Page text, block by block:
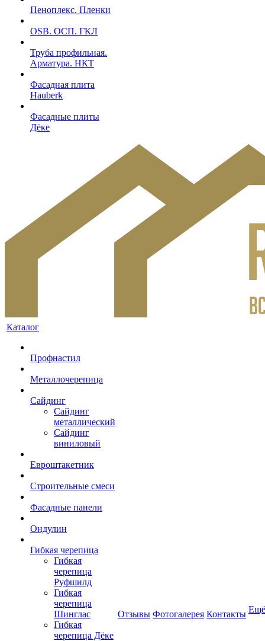
Пеноплекс. Пленки
OSB. ОСП. ГКЛ
Труба профильная.
Арматура. НКТ
Фасадная плита
Hauberk
Фасадные плиты
Дёке
Каталог
Профнастил
Металлочерепица
Сайдинг
Сайдинг
металлический
Сайдинг
виниловый
Евроштакетник
Строительные смеси
Фасадные панели
Ондулин
Гибкая черепица
Гибкая
черепица
Руфшилд
Гибкая
черепица
Шинглас
Гибкая
черепица Дёке
Отзывы Фотогалерея Контакты Ещё